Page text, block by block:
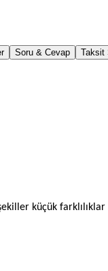
Soru & Cevap Taksit
küçük